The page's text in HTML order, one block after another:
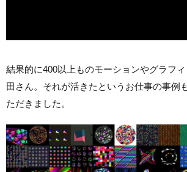
結果的に400以上ものモーションやグラフ
田さん。それが活きたというお仕事の事例
ただきました。